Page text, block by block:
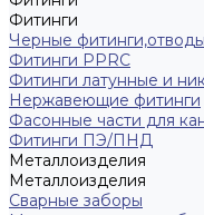
Фитинги
Черные
Фитинги PPRC
Фитинги латунные и
Нержавеющие фитинги
Фасонные части для
Фитинги ПЭ/ПНД
Металлоизделия
Металлоизделия
Сварные заборы